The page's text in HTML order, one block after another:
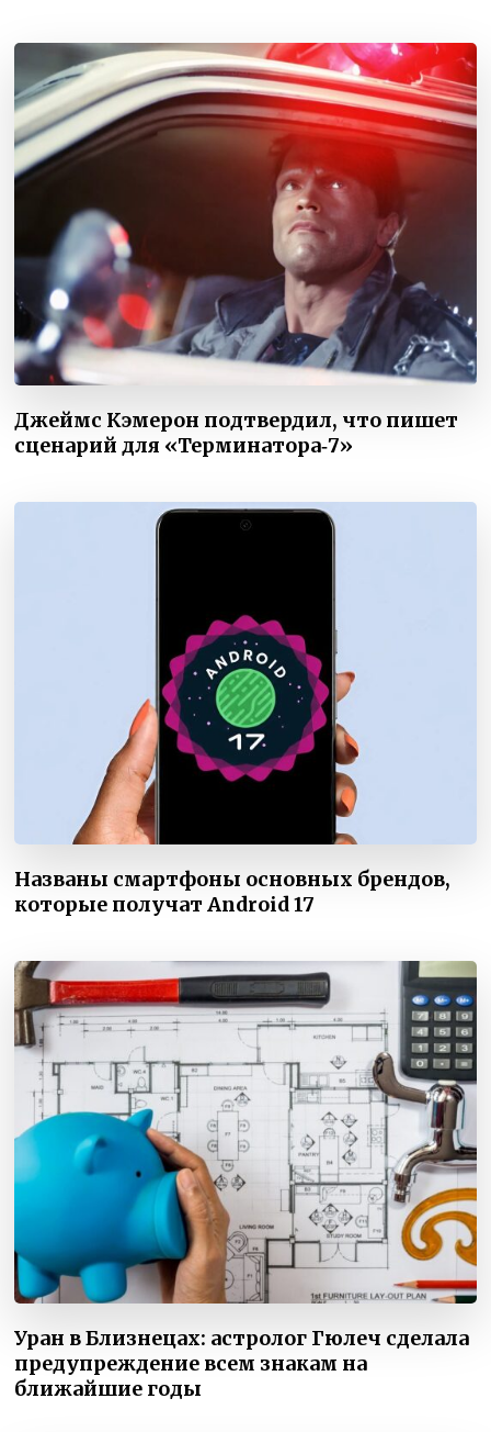
Джеймс Кэмерон подтвердил, что пишет
сценарий для «Терминатора‑7»
Названы смартфоны основных брендов,
которые получат Android 17
Уран в Близнецах: астролог Гюлеч сделала
предупреждение всем знакам на
ближайшие годы